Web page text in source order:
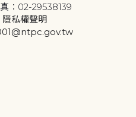
：02-29538139
隱私權聲明